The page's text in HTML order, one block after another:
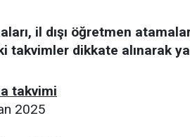
il dışı öğretmen
takvimler dikkate alınarak
takvimi
2025